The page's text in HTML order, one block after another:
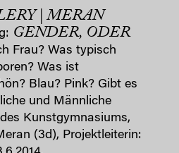
| MERAN
GENDER, ODER
Frau? Was typisch
Was ist
Blau? Pink? Gibt es
und Männliche
Kunstgymnasiums,
(3d), Projektleiterin: